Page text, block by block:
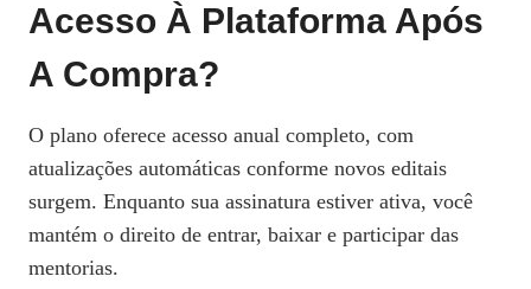
Acesso À Plataforma Após
A Compra?
O plano oferece acesso anual completo, com
atualizações automáticas conforme novos editais
surgem. Enquanto sua assinatura estiver ativa, você
mantém o direito de entrar, baixar e participar das
mentorias.